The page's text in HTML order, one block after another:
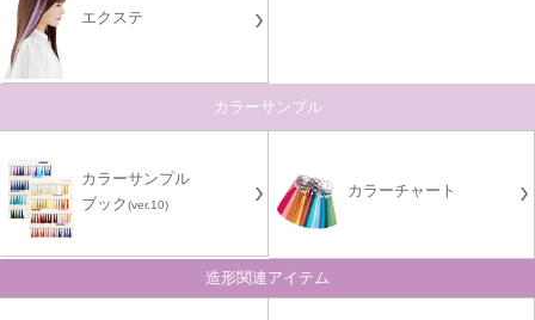
エクステ
カラーサンプル
カラーサンプル
ブック(ver.10)
カラーチャート
造形関連アイテム